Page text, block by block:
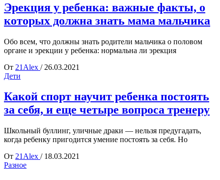
Эрекция у ребенка: важные факты, о
которых должна знать мама мальчика
Обо всем, что должны знать родители мальчика о половом
органе и эрекции у ребенка: нормальна ли эрекция
От 21Alex / 26.03.2021
Дети
Какой спорт научит ребенка постоять
за себя, и еще четыре вопроса тренеру
Школьный буллинг, уличные драки — нельзя предугадать,
когда ребенку пригодится умение постоять за себя. Но
От 21Alex / 18.03.2021
Разное